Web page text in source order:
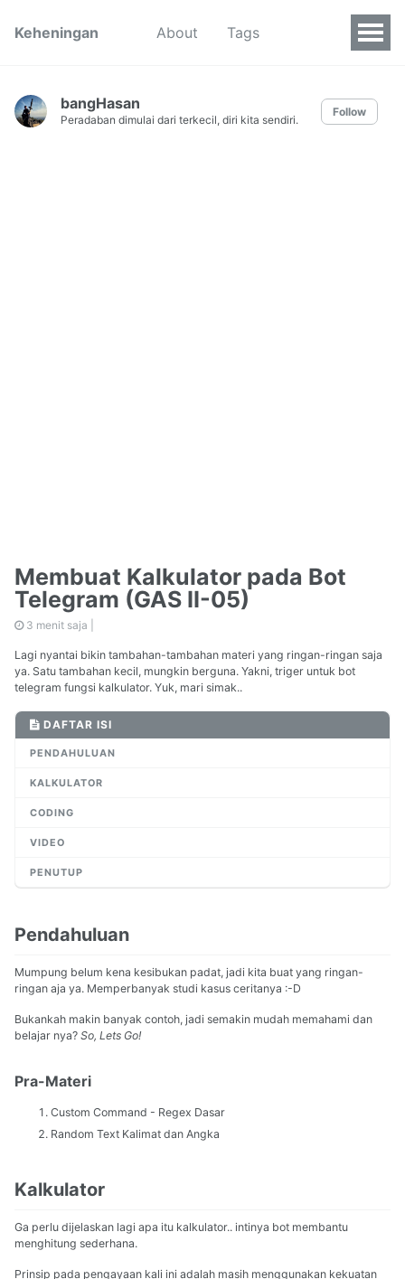
Keheningan About Tags
bangHasan
Peradaban dimulai dari terkecil, diri kita sendiri.
Follow
Membuat Kalkulator pada Bot
Telegram (GAS II-05)
3 menit saja |
Lagi nyantai bikin tambahan-tambahan materi yang ringan-ringan saja
ya. Satu tambahan kecil, mungkin berguna. Yakni, triger untuk bot
telegram fungsi kalkulator. Yuk, mari simak..
DAFTAR ISI
PENDAHULUAN
KALKULATOR
CODING
VIDEO
PENUTUP
Pendahuluan
Mumpung belum kena kesibukan padat, jadi kita buat yang ringan-
ringan aja ya. Memperbanyak studi kasus ceritanya :-D
Bukankah makin banyak contoh, jadi semakin mudah memahami dan
belajar nya? So, Lets Go!
Pra-Materi
Custom Command - Regex Dasar
Random Text Kalimat dan Angka
Kalkulator
Ga perlu dijelaskan lagi apa itu kalkulator.. intinya bot membantu
menghitung sederhana.
Prinsip pada pengayaan kali ini adalah masih menggunakan kekuatan